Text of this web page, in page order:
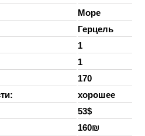
Море
Герцель
1
1
170
хорошее
53$
160₪